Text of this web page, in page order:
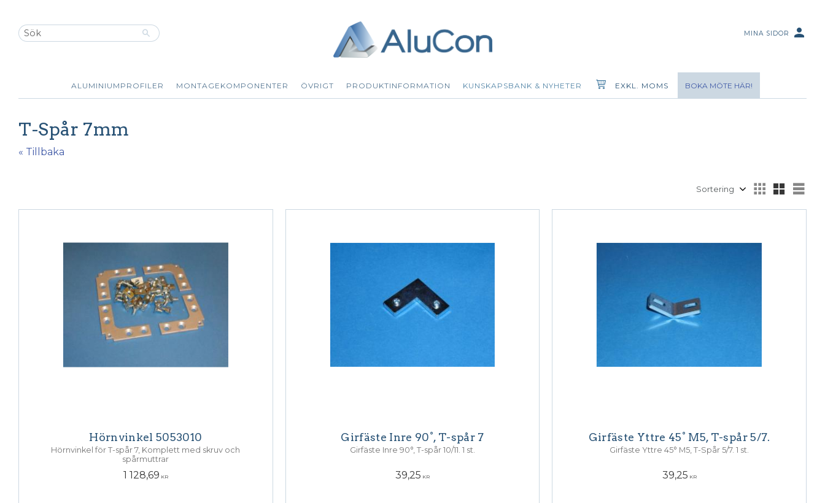
MINA SIDOR person
ALUMINIUMPROFILER MONTAGEKOMPONENTER ÖVRIGT PRODUKTINFORMATION KUNSKAPSBANK & NYHETER EXKL. MOMS BOKA MÖTE HÄR!
T-Spår 7mm
« Tillbaka
Hörnvinkel 5053010
Hörnvinkel för T-spår 7, Komplett med skruv och
spårmuttrar
1 128,69 KR
Girfäste Inre 90°, T-spår 7
Girfäste Inre 90°, T-spår 10/11. 1 st.
39,25 KR
Girfäste Yttre 45° M5, T-spår 5/7.
Girfäste Yttre 45° M5, T-Spår 5/7. 1 st.
39,25 KR